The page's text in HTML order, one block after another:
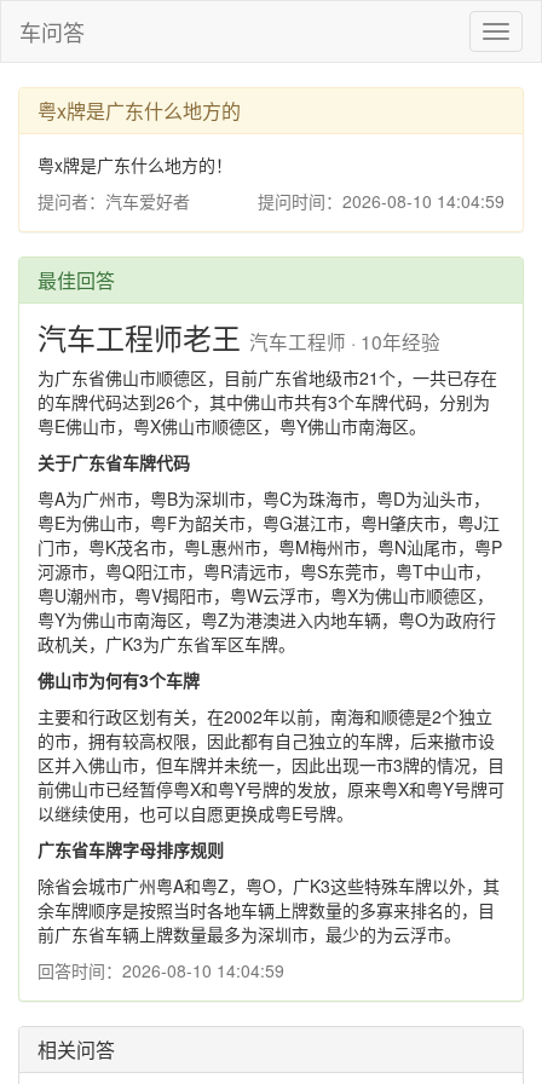
车问答
粤x牌是广东什么地方的
粤x牌是广东什么地方的！
提问者：汽车爱好者
提问时间：2026-08-10 14:04:59
最佳回答
汽车工程师老王 汽车工程师 · 10年经验
为广东省佛山市顺德区，目前广东省地级市21个，一共已存在
的车牌代码达到26个，其中佛山市共有3个车牌代码，分别为
粤E佛山市，粤X佛山市顺德区，粤Y佛山市南海区。
关于广东省车牌代码
粤A为广州市，粤B为深圳市，粤C为珠海市，粤D为汕头市，
粤E为佛山市，粤F为韶关市，粤G湛江市，粤H肇庆市，粤J江
门市，粤K茂名市，粤L惠州市，粤M梅州市，粤N汕尾市，粤P
河源市，粤Q阳江市，粤R清远市，粤S东莞市，粤T中山市，
粤U潮州市，粤V揭阳市，粤W云浮市，粤X为佛山市顺德区，
粤Y为佛山市南海区，粤Z为港澳进入内地车辆，粤O为政府行
政机关，广K3为广东省军区车牌。
佛山市为何有3个车牌
主要和行政区划有关，在2002年以前，南海和顺德是2个独立
的市，拥有较高权限，因此都有自己独立的车牌，后来撤市设
区并入佛山市，但车牌并未统一，因此出现一市3牌的情况，目
前佛山市已经暂停粤X和粤Y号牌的发放，原来粤X和粤Y号牌可
以继续使用，也可以自愿更换成粤E号牌。
广东省车牌字母排序规则
除省会城市广州粤A和粤Z，粤O，广K3这些特殊车牌以外，其
余车牌顺序是按照当时各地车辆上牌数量的多寡来排名的，目
前广东省车辆上牌数量最多为深圳市，最少的为云浮市。
回答时间：2026-08-10 14:04:59
相关问答